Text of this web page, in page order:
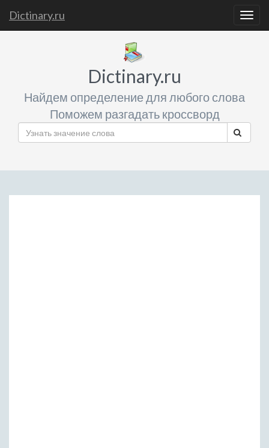
Dictinary.ru
Dictinary.ru
Найдем определение для любого слова
Поможем разгадать кроссворд